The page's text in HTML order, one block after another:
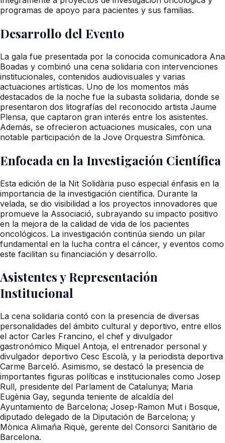
programas de apoyo para pacientes y sus familias.
Desarrollo del Evento
La gala fue presentada por la conocida comunicadora Ana
Boadas y combinó una cena solidaria con intervenciones
institucionales, contenidos audiovisuales y varias
actuaciones artísticas. Uno de los momentos más
destacados de la noche fue la subasta solidaria, donde se
presentaron dos litografías del reconocido artista Jaume
Plensa, que captaron gran interés entre los asistentes.
Además, se ofrecieron actuaciones musicales, con una
notable participación de la Jove Orquestra Simfònica.
Enfocada en la Investigación Científica
Esta edición de la Nit Solidària puso especial énfasis en la
importancia de la investigación científica. Durante la
velada, se dio visibilidad a los proyectos innovadores que
promueve la Associació, subrayando su impacto positivo
en la mejora de la calidad de vida de los pacientes
oncológicos. La investigación continúa siendo un pilar
fundamental en la lucha contra el cáncer, y eventos como
este facilitan su financiación y desarrollo.
Asistentes y Representación
Institucional
La cena solidaria contó con la presencia de diversas
personalidades del ámbito cultural y deportivo, entre ellos
el actor Carles Francino, el chef y divulgador
gastronómico Miquel Antoja, el entrenador personal y
divulgador deportivo Cesc Escolà, y la periodista deportiva
Carme Barceló. Asimismo, se destacó la presencia de
importantes figuras políticas e institucionales como Josep
Rull, presidente del Parlament de Catalunya; Maria
Eugènia Gay, segunda teniente de alcaldía del
Ayuntamiento de Barcelona; Josep-Ramon Mut i Bosque,
diputado delegado de la Diputación de Barcelona; y
Mònica Alimaña Riquè, gerente del Consorci Sanitàrio de
Barcelona.